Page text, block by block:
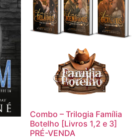
Combo – Trilogia Família
Botelho [Livros 1,2 e 3]
PRÉ-VENDA